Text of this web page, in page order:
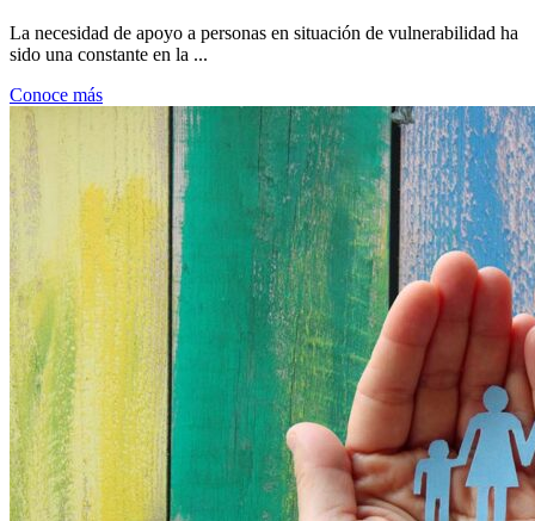
La necesidad de apoyo a personas en situación de vulnerabilidad ha
sido una constante en la ...
Conoce más